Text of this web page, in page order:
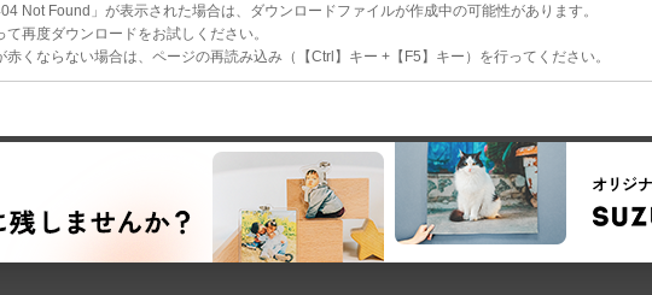
Not Found」が表示された場合は、ダウンロードファイルが作成中の可能性があります。
再度ダウンロードをお試しください。
くならない場合は、ページの再読み込み（【Ctrl】キー +【F5】キー）を行ってください。